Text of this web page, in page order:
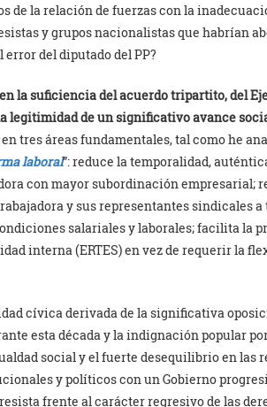
de la relación de fuerzas con la
y grupos nacionalistas que habrían
del diputado del PP?
la suficiencia del acuerdo tripartito, del
legitimidad de un significativo avance
tres áreas fundamentales, tal como he
laboral”: reduce la temporalidad,
con mayor subordinación empresarial;
y sus representantes sindicales
salariales y laborales; facilita la
interna (ERTES) en vez de requerir la
cívica derivada de la significativa
esta década y la indignación popular
social y el fuerte desequilibrio en las
y políticos con un Gobierno
frente al carácter regresivo de las